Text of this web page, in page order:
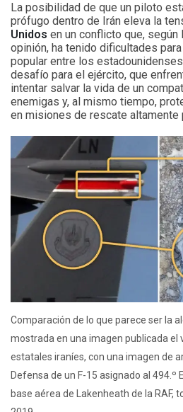
La posibilidad de que un piloto
prófugo dentro de Irán eleva la
Unidos en un conflicto que,
opinión, ha tenido dificultades
popular entre los
desafío para el ejército, que
intentar salvar la vida de un
enemigas y, al mismo tiempo,
en misiones de rescate altamente
Comparación de lo que parece ser la
mostrada en una imagen publicada el
estatales iraníes, con una imagen de
Defensa de un F-15 asignado al 494.º
base aérea de Lakenheath de la RAF,